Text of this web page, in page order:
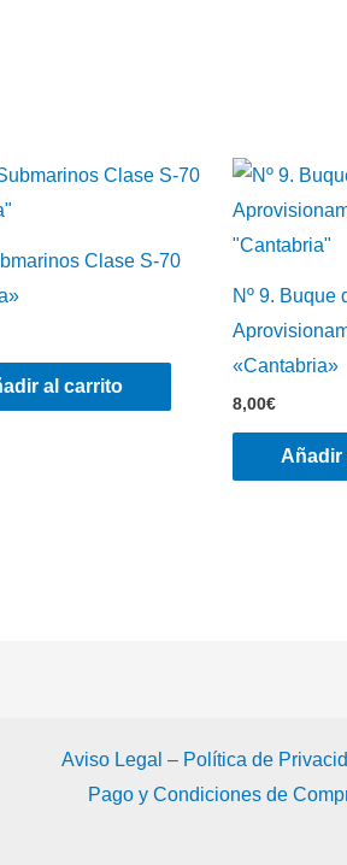
Clase S-70
al carrito
Nº 9. Buque
«Cantabria»
8,00€
Añadir
Aviso Legal – Política de
Pago y Condiciones de